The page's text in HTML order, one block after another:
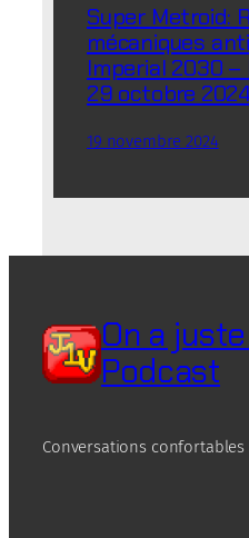
Super Metroid:
mécaniques
Imperial 2030
29 octobre
19 novembre 2024
On a
Podcast
Conversations